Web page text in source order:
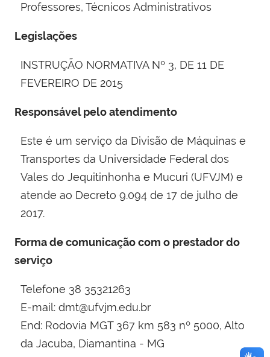
Professores, Técnicos Administrativos
Legislações
INSTRUÇÃO NORMATIVA Nº 3, DE 11 DE
FEVEREIRO DE 2015
Responsável pelo atendimento
Este é um serviço da Divisão de Máquinas e
Transportes da Universidade Federal dos
Vales do Jequitinhonha e Mucuri (UFVJM) e
atende ao Decreto 9.094 de 17 de julho de
2017.
Forma de comunicação com o prestador do
serviço
Telefone 38 35321263
E-mail: dmt@ufvjm.edu.br
End: Rodovia MGT 367 km 583 nº 5000, Alto
da Jacuba, Diamantina - MG